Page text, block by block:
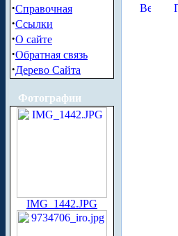
·Справочная
·Ссылки
·О сайте
·Обратная связь
·Дерево Сайта
Фотографии
IMG_1442.JPG